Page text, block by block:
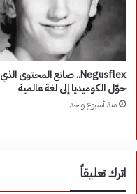
Negusflex.. صانع المحتوى الذي
حوّل الكوميديا إلى لغة عالمية
منذ أسبوع واحد
اترك تعليقاً